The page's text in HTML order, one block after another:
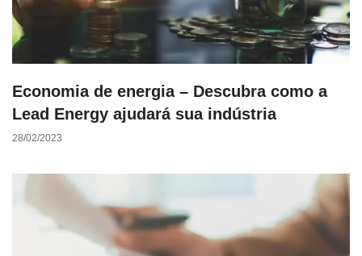
Economia de energia – Descubra como a
Lead Energy ajudará sua indústria
28/02/2023